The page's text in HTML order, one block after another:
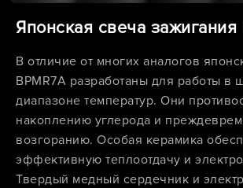
Японская свеча зажигания
В отличие от многих аналогов
BPMR7A разработаны для работы в
диапазоне температур. Они
накоплению углерода и
возгоранию. Особая керамика
эффективную теплоотдачу и
Твердый медный сердечник и